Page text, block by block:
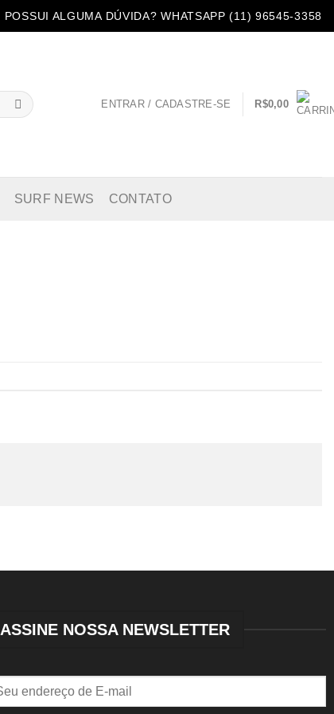
POSSUI ALGUMA DÚVIDA? WHATSAPP (11) 96545-3358
ENTRAR / CADASTRE-SE R$0,00
SURF NEWS CONTATO
ASSINE NOSSA NEWSLETTER